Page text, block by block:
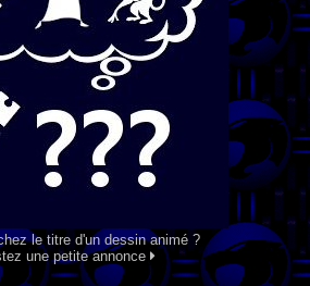
le titre d'un dessin animé ?
une petite annonce